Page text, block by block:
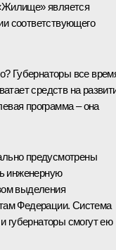
является
соответствующего
Губернаторы все
средств на
программа – она
предусмотрены
инженерную
выделения
Федерации. Система
губернаторы смогут ею